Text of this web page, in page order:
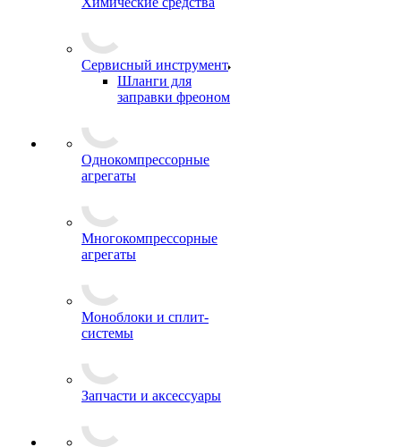
Сервисный инструмент
Шланги для
заправки фреоном
Однокомпрессорные
агрегаты
Многокомпрессорные
агрегаты
Моноблоки и сплит-
системы
Запчасти и аксессуары